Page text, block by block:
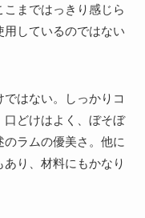
まではっきり感じら
しているのではない
はない。しっかりコ
口どけはよく、ぼそぼ
ラムの優美さ。他に
り、材料にもかなり